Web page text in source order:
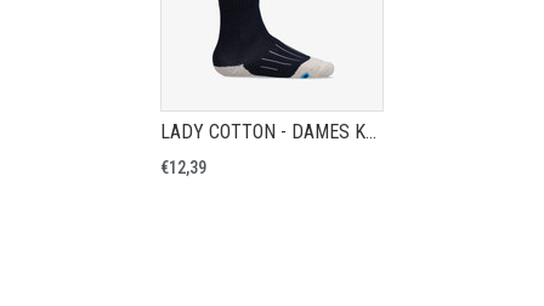
LADY COTTON - DAMES KATOENEN WERKSOK
€12,39